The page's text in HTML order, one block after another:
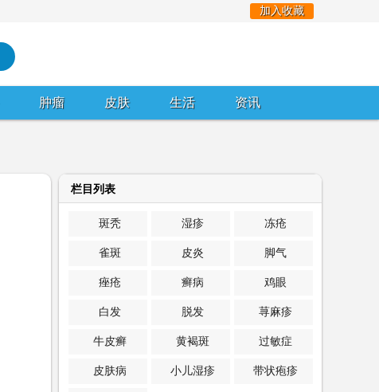
加入收藏
肿瘤 皮肤 生活 资讯
栏目列表
斑秃 湿疹 冻疮
雀斑 皮炎 脚气
痤疮 癣病 鸡眼
白发 脱发 荨麻疹
牛皮癣 黄褐斑 过敏症
皮肤病 小儿湿疹 带状疱疹